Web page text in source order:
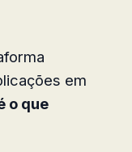
em
o que